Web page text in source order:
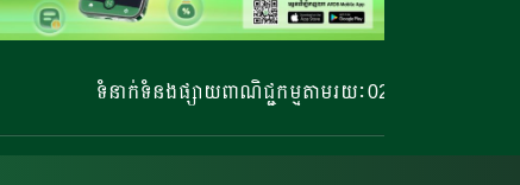
ទំនាក់ទំនងផ្សាយពាណិជ្ជកម្មតាមរយៈ 023 220 810 | 023 220 811 |